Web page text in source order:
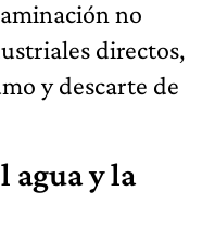
no
directos,
y descarte de
agua y la